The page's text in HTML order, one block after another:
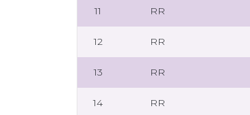
11 RR
12 RR
13 RR
14 RR